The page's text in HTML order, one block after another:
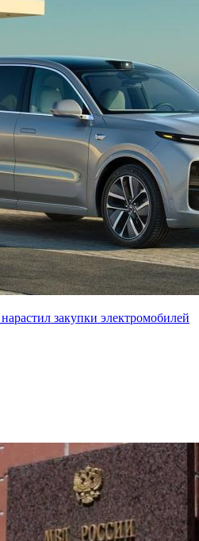
закупки электромобилей